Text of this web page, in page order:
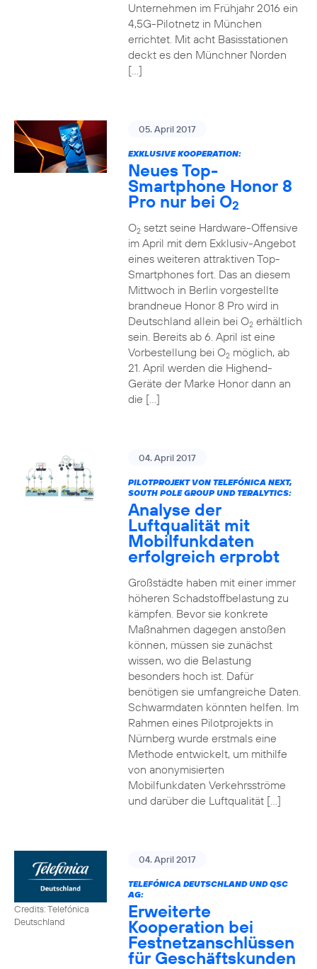
Unternehmen im Frühjahr 2016 ein
4,5G-Pilotnetz in München
errichtet. Mit acht Basisstationen
deckt es den Münchner Norden
[…]
05. April 2017
EXKLUSIVE KOOPERATION:
Neues Top-
Smartphone Honor 8
Pro nur bei O2
O2setzt seine Hardware-Offensive
im April mit dem Exklusiv-Angebot
eines weiteren attraktiven Top-
Smartphones fort. Das an diesem
Mittwoch in Berlin vorgestellte
brandneue Honor 8 Pro wird in
Deutschland allein bei O2erhältlich
sein. Bereits ab 6. April ist eine
Vorbestellung bei O2möglich, ab
21. April werden die Highend-
Geräte der Marke Honor dann an
die […]
04. April 2017
PILOTPROJEKT VON TELEFÓNICA NEXT,
SOUTH POLE GROUP UND TERALYTICS:
Analyse der
Luftqualität mit
Mobilfunkdaten
erfolgreich erprobt
Großstädte haben mit einer immer
höheren Schadstoffbelastung zu
kämpfen. Bevor sie konkrete
Maßnahmen dagegen anstoßen
können, müssen sie zunächst
wissen, wo die Belastung
besonders hoch ist. Dafür
benötigen sie umfangreiche Daten.
Schwarmdaten könnten helfen. Im
Rahmen eines Pilotprojekts in
Nürnberg wurde erstmals eine
Methode entwickelt, um mithilfe
von anonymisierten
Mobilfunkdaten Verkehrsströme
und darüber die Luftqualität […]
Credits: Telefónica
Deutschland
04. April 2017
TELEFÓNICA DEUTSCHLAND UND QSC
AG:
Erweiterte
Kooperation bei
Festnetzanschlüssen
für Geschäftskunden